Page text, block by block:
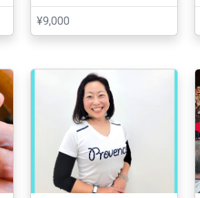
¥9,000